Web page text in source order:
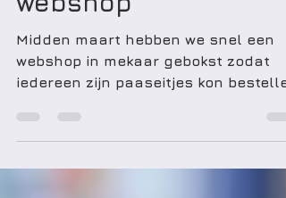
Spiksplinternieuwe
webshop
Midden maart hebben we snel een
webshop in mekaar gebokst zodat